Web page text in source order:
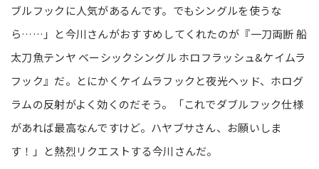
ブルフックに人気があるんです。でもシングルを使うな
ら……」と今川さんがおすすめしてくれたのが『一刀両断 船
太刀魚テンヤ ベーシックシングル ホロフラッシュ&ケイムラ
フック』だ。とにかくケイムラフックと夜光ヘッド、ホログ
ラムの反射がよく効くのだそう。「これでダブルフック仕様
があれば最高なんですけど。ハヤブサさん、お願いしま
す！」と熱烈リクエストする今川さんだ。